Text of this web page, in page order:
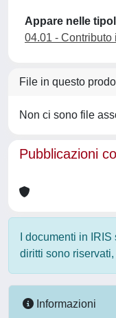
Appare nelle
04.01 - Contributo
File in questo
Non ci sono file
Pubblicazioni
I documenti in
diritti sono
Informazioni